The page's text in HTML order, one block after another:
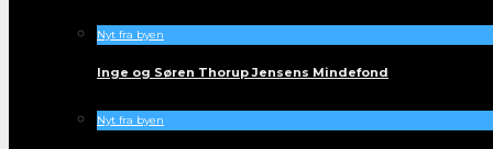
Nyt fra byen
Inge og Søren Thorup Jensens Mindefond
Nyt fra byen